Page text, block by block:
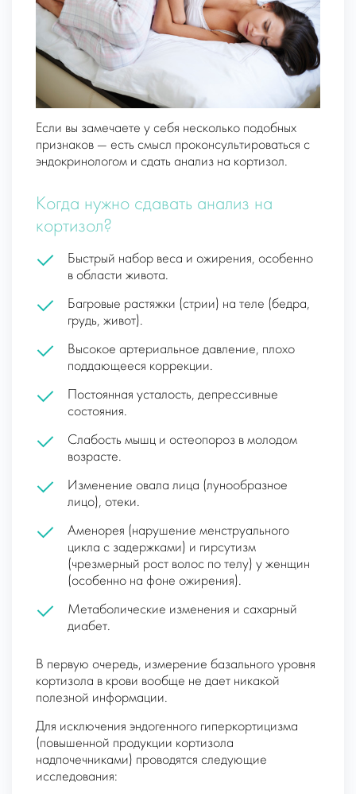
Если вы замечаете у себя несколько подобных
признаков — есть смысл проконсультироваться с
эндокринологом и сдать анализ на кортизол.
Когда нужно сдавать анализ на
кортизол?
Быстрый набор веса и ожирения, особенно
в области живота.
Багровые растяжки (стрии) на теле (бедра,
грудь, живот).
Высокое артериальное давление, плохо
поддающееся коррекции.
Постоянная усталость, депрессивные
состояния.
Слабость мышц и остеопороз в молодом
возрасте.
Изменение овала лица (лунообразное
лицо), отеки.
Аменорея (нарушение менструального
цикла с задержками) и гирсутизм
(чрезмерный рост волос по телу) у женщин
(особенно на фоне ожирения).
Метаболические изменения и сахарный
диабет.
В первую очередь, измерение базального уровня
кортизола в крови вообще не дает никакой
полезной информации.
Для исключения эндогенного гиперкортицизма
(повышенной продукции кортизола
надпочечниками) проводятся следующие
исследования: